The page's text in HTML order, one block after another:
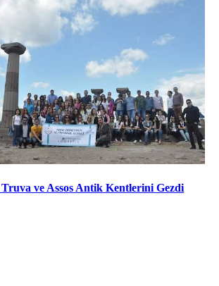
ve Assos Antik Kentlerini Gezdi